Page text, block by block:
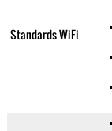
Standards WiFi